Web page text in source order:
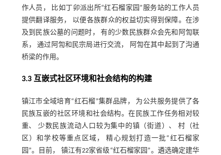
作人员， 比如丁卯派出所“红石榴家园”服务站的工作人员
提供翻译服务， 以便各族群众的权益切实得到保障。在涉
及到民族公墓的问题时， 有的少数民族群众会先和阿訇联
系， 通过阿訇和民宗局进行交流， 阿訇在其中起到了沟通
桥梁的作用。
3.3 互嵌式社区环境和社会结构的构建
镇江市全域培育“红石榴”集群品牌， 为公共服务提供了各
民族互嵌的社区环境和社会结构。在民族工作任务相对较
重、 少数民族流动人口较为集中的镇（街道）、 村（社
区）和学校等重点区域， 精心规划打造一批“红石榴家
园”。目前， 镇江有22家省级“红石榴家园”。遴选确定建华